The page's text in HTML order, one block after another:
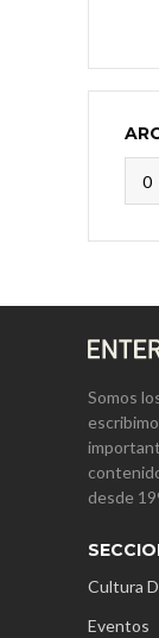
Somos
desde
Cultura
Eventos